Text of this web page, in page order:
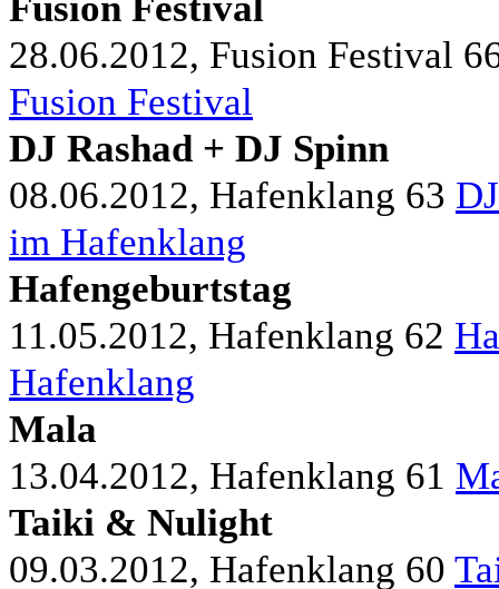
28.06.2012, Fusion Festival
Fusion Festival
DJ Rashad + DJ Spinn
08.06.2012, Hafenklang 63
im Hafenklang
Hafengeburtstag
11.05.2012, Hafenklang 62
Hafenklang
Mala
13.04.2012, Hafenklang 61
Taiki & Nulight
09.03.2012, Hafenklang 60